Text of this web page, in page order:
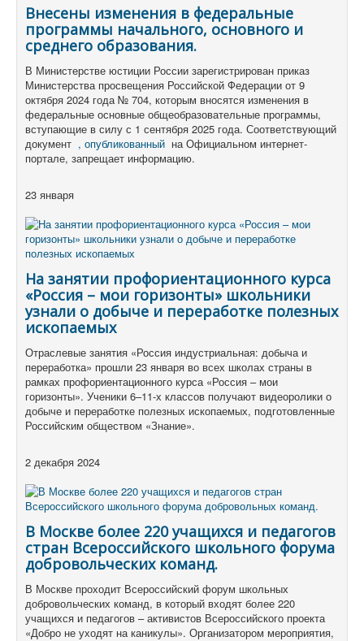
Внесены изменения в федеральные
программы начального, основного и
среднего образования.
В Министерстве юстиции России зарегистрирован приказ
Министерства просвещения Российской Федерации от 9
октября 2024 года № 704, которым вносятся изменения в
федеральные основные общеобразовательные программы,
вступающие в силу с 1 сентября 2025 года. Соответствующий
документ , опубликованный на Официальном интернет-
портале, запрещает информацию.
23 января
На занятии профориентационного курса
«Россия – мои горизонты» школьники
узнали о добыче и переработке полезных
ископаемых
Отраслевые занятия «Россия индустриальная: добыча и
переработка» прошли 23 января во всех школах страны в
рамках профориентационного курса «Россия – мои
горизонты». Ученики 6–11-х классов получают видеоролики о
добыче и переработке полезных ископаемых, подготовленные
Российским обществом «Знание».
2 декабря 2024
В Москве более 220 учащихся и педагогов
стран Всероссийского школьного форума
добровольческих команд.
В Москве проходит Всероссийский форум школьных
добровольческих команд, в который входят более 220
учащихся и педагогов – активистов Всероссийского проекта
«Добро не уходят на каникулы». Организатором мероприятия,